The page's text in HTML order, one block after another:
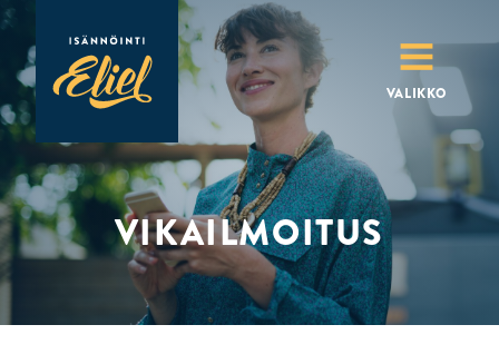
MENU
VALIKKO
VIKAILMOITUS